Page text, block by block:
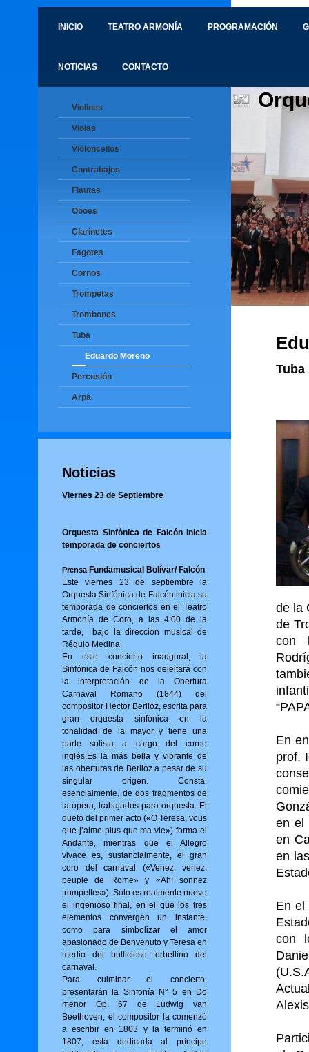
INICIO TEATRO ARMONÍA PROGRAMACIÓN
NOTICIAS CONTACTO
Violines
Violas
Violoncellos
Contrabajos
Flautas
Oboes
Clarinetes
Fagotes
Cornos
Trompetas
Trombones
Tuba
Eduardo Moreno
Percusión
Arpa
Noticias
Viernes 23 de Septiembre
Orquesta Sinfónica de Falcón inicia
temporada de conciertos
PrensaFundamusical Bolívar/ Falcón
Este viernes 23 de septiembre la
Orquesta Sinfónica de Falcón inicia su
temporada de conciertos en el Teatro
Armonía de Coro, a las 4:00 de la
tarde, bajo la dirección musical de
Régulo Medina.
En este concierto inaugural, la
Sinfónica de Falcón nos deleitará con
la interpretación de la Obertura
Carnaval Romano (1844) del
compositor Hector Berlioz, escrita para
gran orquesta sinfónica en la
tonalidad de la mayor y tiene una
parte solista a cargo del corno
inglés.Es la más bella y vibrante de
las oberturas de Berlioz a pesar de su
singular origen. Consta,
esencialmente, de dos fragmentos de
la ópera, trabajados para orquesta. El
dueto del primer acto («O Tere­sa, vous
que j’aime plus que ma vie») for­ma el
Andante, mientras que el Allegro
vivace es, sustancialmente, el gran
coro del carnaval («Venez, venez,
peuple de Rome» y «Ah! sonnez
trompettes»). Sólo es realmente nuevo
el ingenioso final, en el que los tres
elementos convergen un instante,
como para simbolizar el amor
apasionado de Benvenuto y Teresa en
medio del bullicioso torbellino del
carnaval.
Para culminar el concierto,
presentarán la Sinfonía N° 5 en Do
menor Op. 67 de Ludwig van
Beethoven, el compositor la comenzó
a escribir en 1803 y la terminó en
1807, está dedicada al príncipe
Tuba
de la
de
con
En
prof.
en el
en
en
En el
con